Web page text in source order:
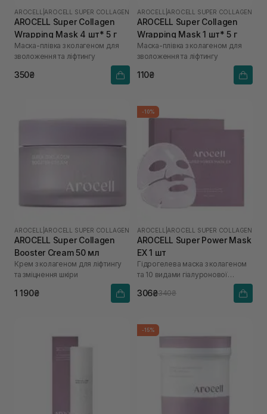
AROCELL AROCELL SUPER COLLAGEN
AROCELL Super Collagen
Wrapping Mask 4 шт* 5 г
Маска-плівка з колагеном для
зволоження та ліфтингу
350₴
AROCELL AROCELL SUPER COLLAGEN
AROCELL Super Collagen
Wrapping Mask 1 шт* 5 г
Маска-плівка з колагеном для
зволоження та ліфтингу
110₴
AROCELL AROCELL SUPER COLLAGEN
AROCELL Super Collagen
Booster Cream 50 мл
Крем з колагеном для ліфтингу
та зміцнення шкіри
1 190₴
-10%
AROCELL AROCELL SUPER COLLAGEN
AROCELL Super Power Mask
EX 1 шт
Гідрогелева маска з колагеном
та 10 видами гіалуронової
306₴340₴
-15%